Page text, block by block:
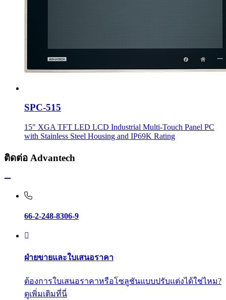
SPC-515
15" XGA TFT LED LCD Industrial Multi-Touch Panel PC
with Stainless Steel Housing and IP69K Rating
ติดต่อ Advantech
66-2-248-8306-9
ฝ่ายขายและใบเสนอราคา
ต้องการใบเสนอราคาหรือโซลูชันแบบปรับแต่งได้ใช่ไหม?
ดูเพิ่มเติมที่นี่